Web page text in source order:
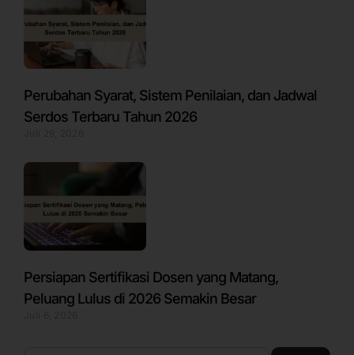
Perubahan Syarat, Sistem Penilaian, dan Jadwal
Serdos Terbaru Tahun 2026
Persiapan Sertifikasi Dosen yang Matang,
Peluang Lulus di 2026 Semakin Besar